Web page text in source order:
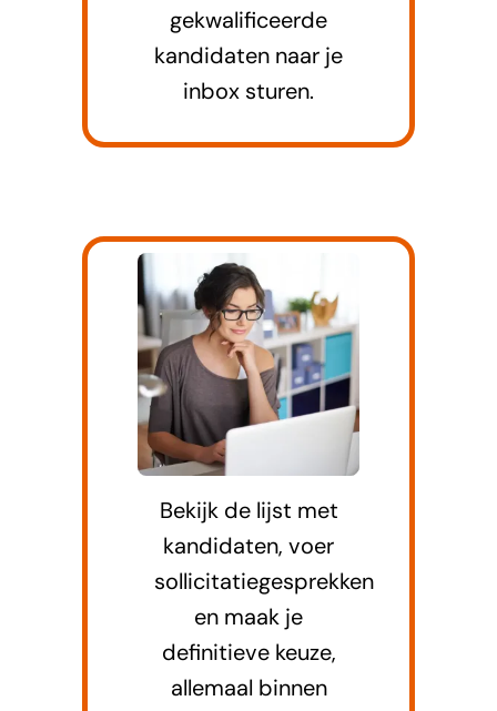
gekwalificeerde
kandidaten naar je
inbox sturen.
Bekijk de lijst met
kandidaten, voer
sollicitatiegesprekken
en maak je
definitieve keuze,
allemaal binnen